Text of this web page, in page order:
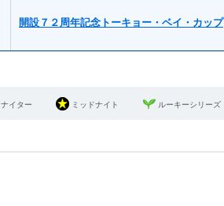
開設７２周年記念トーキョー・ベイ・カップ
ナイター ミッドナイト ルーキーシリーズ